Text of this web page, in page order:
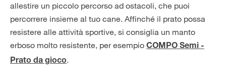
allestire un piccolo percorso ad ostacoli, che puoi
percorrere insieme al tuo cane. Affinché il prato possa
resistere alle attività sportive, si consiglia un manto
erboso molto resistente, per esempio COMPO Semi -
Prato da gioco.